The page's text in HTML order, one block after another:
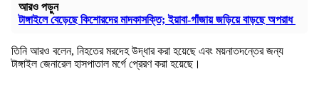
আরও পড়ুন
টাঙ্গাইলে বেড়েছে কিশোরদের মাদকাসক্তি; ইয়াবা-গাঁজায় জড়িয়ে বাড়ছে অপরাধ
তিনি আরও বলেন, নিহতের মরদেহ উদ্ধার করা হয়েছে এবং ময়নাতদন্তের জন্য
টাঙ্গাইল জেনারেল হাসপাতাল মর্গে প্রেরণ করা হয়েছে।